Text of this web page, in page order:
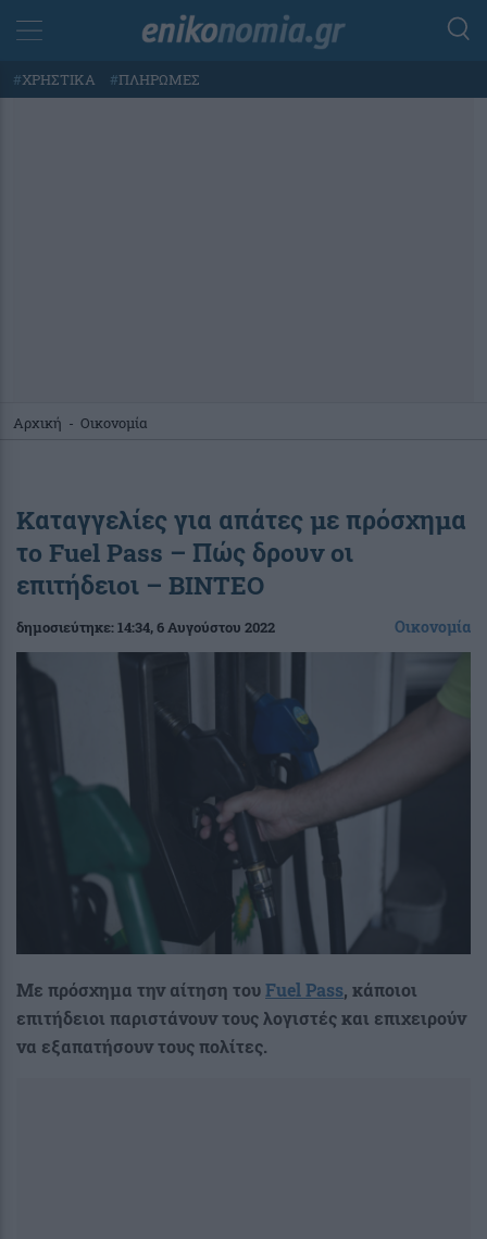
#ΧΡΗΣΤΙΚΑ #ΠΛΗΡΩΜΕΣ
Αρχική - Οικονομία
Καταγγελίες για απάτες με πρόσχημα
το Fuel Pass – Πώς δρουν οι
επιτήδειοι – ΒΙΝΤΕΟ
δημοσιεύτηκε:14:34, 6 Αυγούστου 2022 Οικονομία
Με πρόσχημα την αίτηση τουFuel Pass, κάποιοι
επιτήδειοι παριστάνουν τους λογιστές και επιχειρούν
να εξαπατήσουν τους πολίτες.